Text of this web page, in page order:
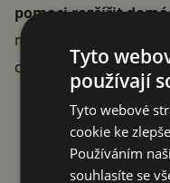
pomoci rozšířit
možnost měření
chytrá zásuvka z LIDLu
Tyto
používají
Tyto webové
cookie ke
Používáním
souhlasíte se